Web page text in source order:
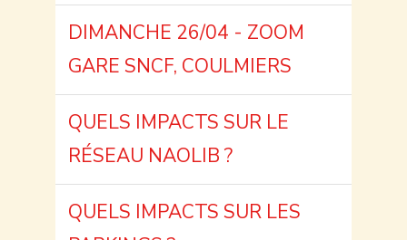
DIMANCHE 26/04 - ZOOM
GARE SNCF, COULMIERS
QUELS IMPACTS SUR LE
RÉSEAU NAOLIB ?
QUELS IMPACTS SUR LES